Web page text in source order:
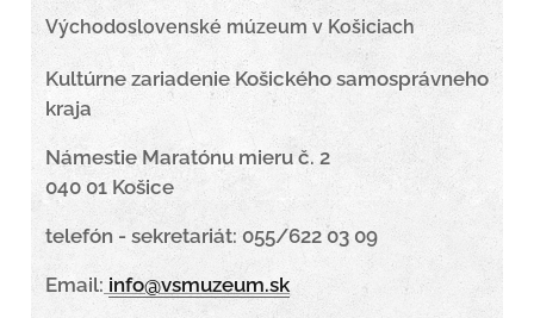
Východoslovenské múzeum v Košiciach
Kultúrne zariadenie Košického samosprávneho
kraja
Námestie Maratónu mieru č. 2
040 01 Košice
telefón - sekretariát: 055/622 03 09
Email: info@vsmuzeum.sk